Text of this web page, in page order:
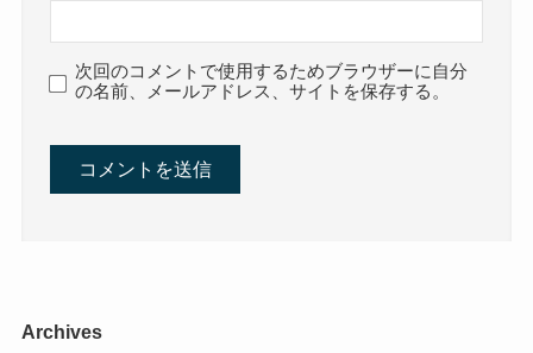
次回のコメントで使用するためブラウザーに自分
の名前、メールアドレス、サイトを保存する。
Archives